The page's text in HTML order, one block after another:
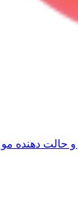
و حالت دهنده مو